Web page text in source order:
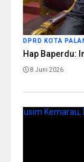
DPRD KOTA
Hap Baperdu:
8 Juni 2026